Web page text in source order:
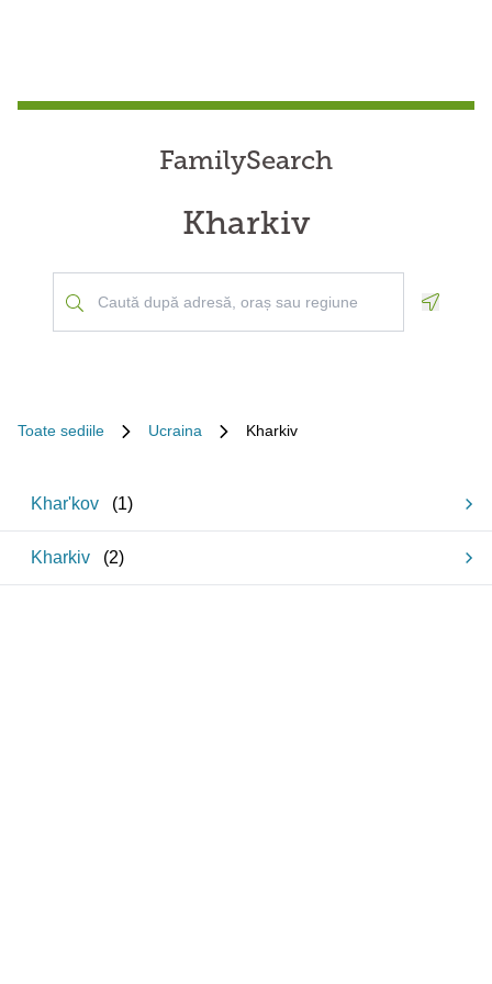
FamilySearch
Kharkiv
Toate sediile Ucraina Kharkiv
Khar'kov (1)
Kharkiv (2)